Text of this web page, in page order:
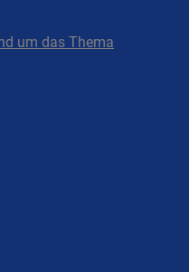
um das Thema